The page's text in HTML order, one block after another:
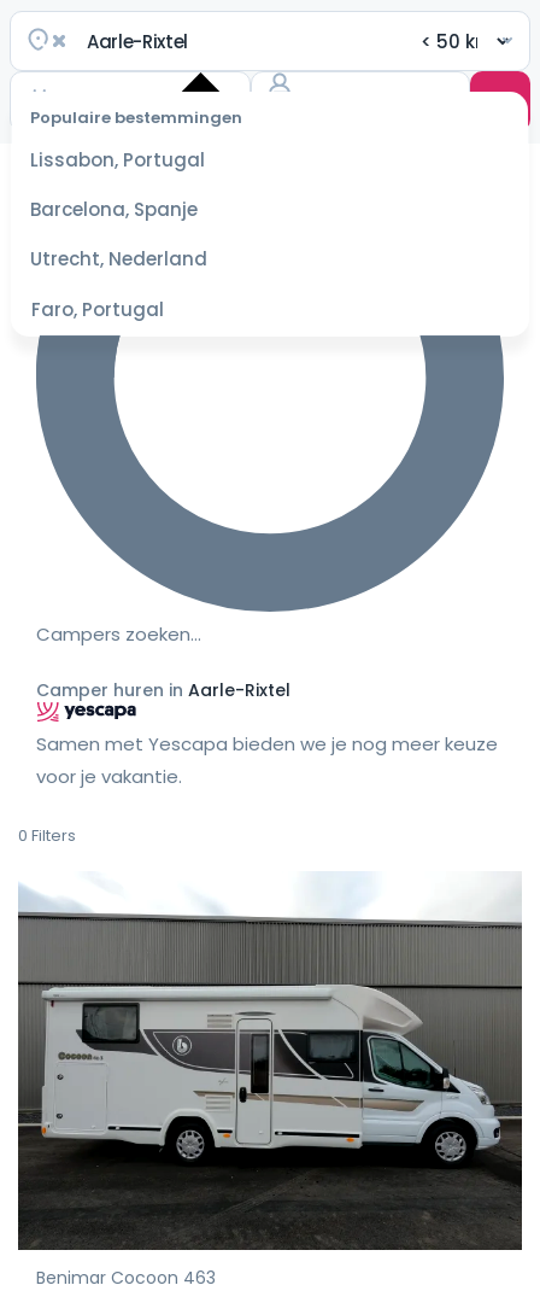
Populaire bestemmingen
Lissabon, Portugal
Barcelona, Spanje
Utrecht, Nederland
Faro, Portugal
Selecteer
datum
beste
Campers zoeken…
Camper huren in Aarle-Rixtel
Samen met Yescapa bieden we je nog meer keuze
voor je vakantie.
0 Filters
Benimar Cocoon 463